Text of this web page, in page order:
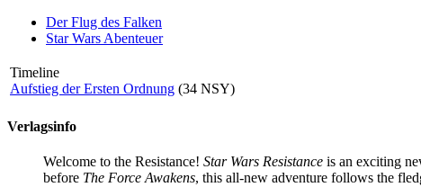
Der Flug des Falken
Star Wars Abenteuer
Timeline
Aufstieg der Ersten Ordnung (34 NSY)
Verlagsinfo
Welcome to the Resistance! Star Wars Resistance is an exciting
before The Force Awakens, this all-new adventure follows the